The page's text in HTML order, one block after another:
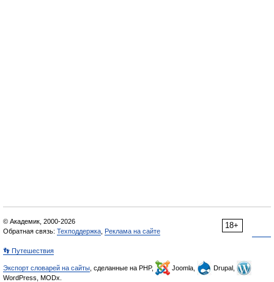
18+
© Академик, 2000-2026
Обратная связь: Техподдержка Реклама на сайте
👣 Путешествия
Экспорт словарей на сайты , сделанные на PHP, Joomla,
Drupal,
WordPress, MODx.